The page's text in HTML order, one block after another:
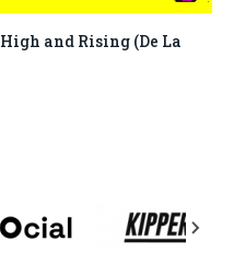
and Rising (De La